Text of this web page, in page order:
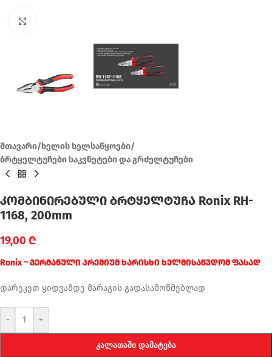
მთავარი/ხელის ხელსაწყოები/
ბრტყელტუჩები საკვნეტები და გრძელტუჩები
კომბინირებული ბრტყელტუჩა Ronix RH-
1168, 200mm
19,00 ₾
Ronix – გერმანული პრემიუმ ხარისხი ხელმისაწვდომ ფასად
დარეკეთ ყიდვამდე მარაგის გადასამოწმებლად
- +
ᲙᲐᲚᲐᲗᲐᲨᲘ ᲓᲐᲛᲐᲢᲔᲑᲐ